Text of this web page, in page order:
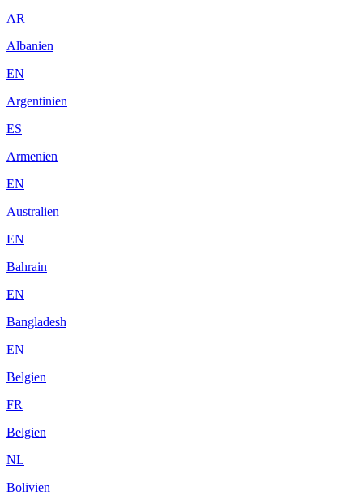
AR
Albanien
EN
Argentinien
ES
Armenien
EN
Australien
EN
Bahrain
EN
Bangladesh
EN
Belgien
FR
Belgien
NL
Bolivien